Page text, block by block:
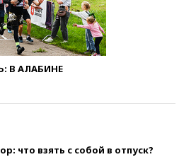
В АЛАБИНЕ
что взять с собой в отпуск?